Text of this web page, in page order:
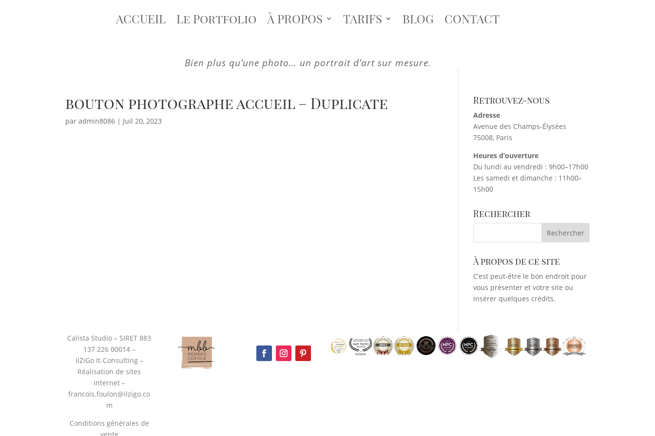
ACCUEIL Le Portfolio À PROPOS TARIFS BLOG CONTACT
Bien plus qu’une photo… un portrait d’art sur mesure.
bouton photographe accueil – Duplicate
paradmin8086 | Juil 20, 2023
Retrouvez-nous
Adresse
Avenue des Champs-Élysées
75008, Paris
Heures d’ouverture
Du lundi au vendredi : 9h00–17h00
Les samedi et dimanche : 11h00–
15h00
Rechercher
À propos de ce site
C’est peut-être le bon endroit pour
vous présenter et votre site ou
insérer quelques crédits.
Calista Studio – SIRET 883
137 226 00014 –
ilZiGo It-Consulting –
Réalisation de sites
internet –
francois.foulon@ilzigo.co
m
Conditions générales de